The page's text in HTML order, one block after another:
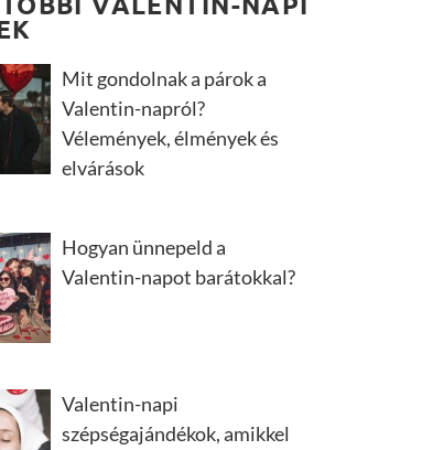
Mit gondolnak a párok a
Valentin-napról?
Vélemények, élmények és
elvárások
Hogyan ünnepeld a
Valentin-napot barátokkal?
Valentin-napi
szépségajándékok, amikkel